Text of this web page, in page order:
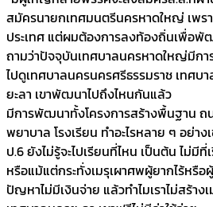
สมัครนายกเทศมนตรีนครหาดใหญ่ เพรา
ประเทศ แต่ผมต้องการลงท้องถิ่นเพื่อพั
ถามว่าปัจจุบันเทศบาลนครหาดใหญ่มีก
ไปดูเทศบาลนครนครศรีธรรมราช เทศบ
ยะลา เขาพัฒนาไปถึงไหนกันแล้ว
มีการพัฒนาทั้งโครงการสร้างพื้นฐาน ถ
พยาบาล โรงเรียน ทำอะไรหลาย ๆ อย่า
ป.6 ยังไม่รู้จะไปเรียนที่ไหน เป็นต้น ไม่มี
หรือแม้แต่กระทั่งเมรุเผาศพผู้ยากไร้หรื
ปัญหาไม่มีเงินจ่าย แล้วทำไมเราไม่สร้าง